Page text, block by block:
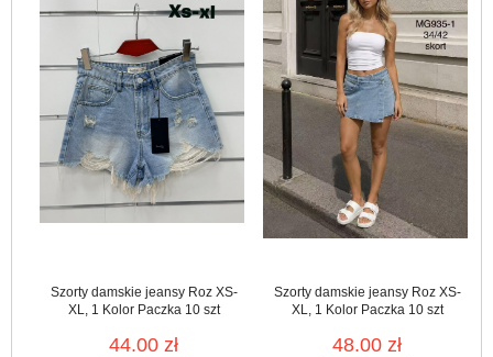
Szorty damskie jeansy Roz XS-
XL, 1 Kolor Paczka 10 szt
44.00 zł
Szorty damskie jeansy Roz XS-
XL, 1 Kolor Paczka 10 szt
48.00 zł